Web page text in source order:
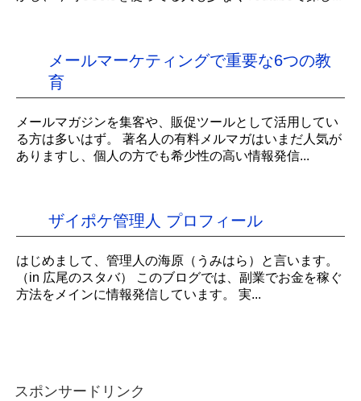
メールマーケティングで重要な6つの教
育
メールマガジンを集客や、販促ツールとして活用してい
る方は多いはず。 著名人の有料メルマガはいまだ人気が
ありますし、個人の方でも希少性の高い情報発信...
ザイポケ管理人 プロフィール
はじめまして、管理人の海原（うみはら）と言います。
（in 広尾のスタバ） このブログでは、副業でお金を稼ぐ
方法をメインに情報発信しています。 実...
スポンサードリンク